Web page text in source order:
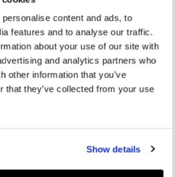
content and ads, to
features and to analyse our traffic.
about your use of our site with
and analytics partners who
other information that you’ve
that they’ve collected from your use
Show details
38 39 40